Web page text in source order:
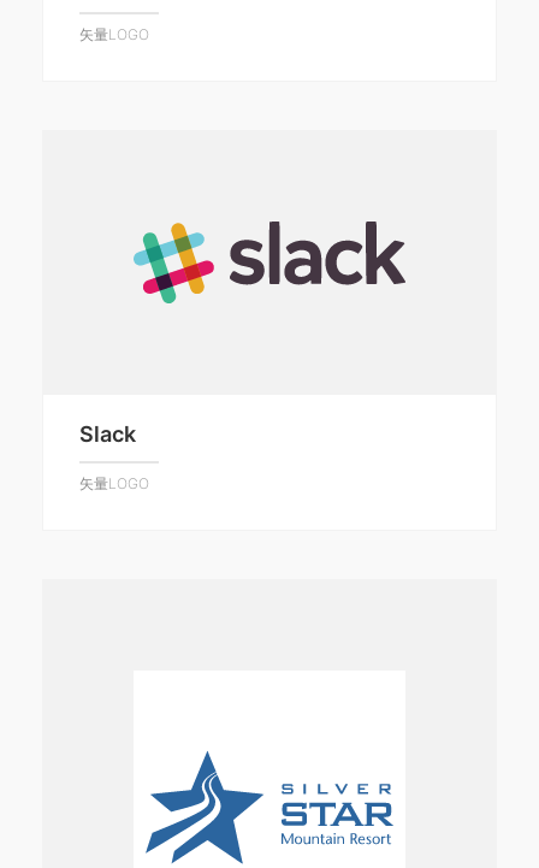
矢量LOGO
Slack
矢量LOGO